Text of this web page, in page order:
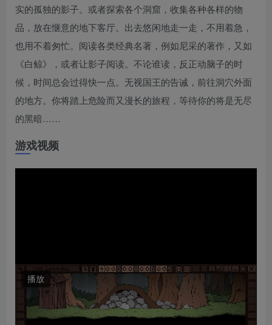
实的孤独的影子。或者探索各个洞窟，收集各种各样的物
品，放在惬意的地下客厅。出去悠闲地走一走，不用着急，
也用不着匆忙。阅读各类经典名著，例如尼采的著作，又如
《白鲸》，或者让影子阅读。不论谁读，反正动脑子的时
候，时间总会过得快一点。无视国王的告诫，前往洞穴外面
的地方。你将踏上危险而又漫长的旅程，等待你的将是无尽
的黑暗……
游戏视频